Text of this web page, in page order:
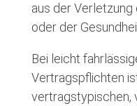
aus der
oder der
Bei leicht
Vertragspflichten
vertragstypischen,